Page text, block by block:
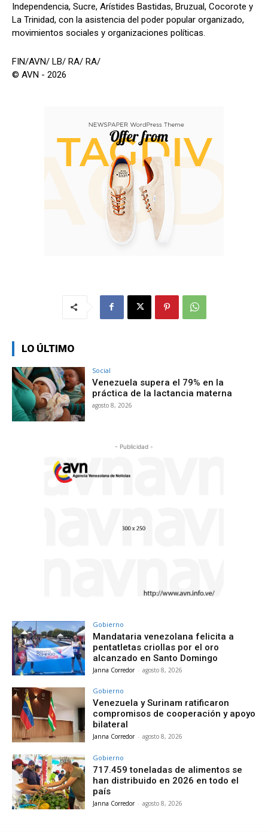
Independencia, Sucre, Arístides Bastidas, Bruzual, Cocorote y
La Trinidad, con la asistencia del poder popular organizado,
movimientos sociales y organizaciones políticas.
FIN/AVN/ LB/ RA/ RA/
© AVN - 2026
LO ÚLTIMO
Social
Venezuela supera el 79% en la
práctica de la lactancia materna
agosto 8, 2026
- Publicidad -
Gobierno
Mandataria venezolana felicita a
pentatletas criollas por el oro
alcanzado en Santo Domingo
Janna Corredor - agosto 8, 2026
Gobierno
Venezuela y Surinam ratificaron
compromisos de cooperación y apoyo
bilateral
Janna Corredor - agosto 8, 2026
Gobierno
717.459 toneladas de alimentos se
han distribuido en 2026 en todo el
país
Janna Corredor - agosto 8, 2026